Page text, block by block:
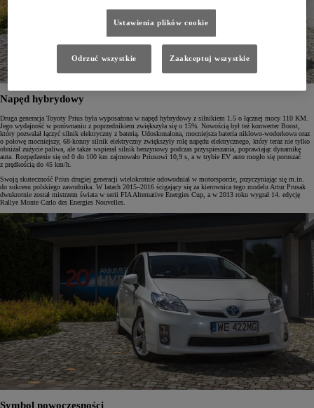
Napęd hybrydowy
Druga generacja Toyoty Prius była wyposażona w napęd hybrydowy z silnikiem 1.5 o łącznej mocy 110 KM.
Jego wydajność w porównaniu z poprzednikiem zwiększyła się o 15%. Nowością był też konwerter Boost,
który pozwalał łączyć silnik elektryczny z baterią. Udoskonalona, mocniejsza bateria niklowo-wodorkowa oraz
o połowę mocniejszy, 68-konny silnik elektryczny zwiększyły rolę napędu elektrycznego, który teraz nie tylko
obniżał zużycie paliwa, ale także wspierał silnik benzynowy podczas przyspieszania, poprawiając dynamikę
auta. Rozpędzenie się od 0 do 100 km zajmowało Priusowi 10,9 s, a w trybie EV auto mogło się poruszać
z prędkością do 45 km/h.
Swoją skuteczność Prius drugiej generacji wielokrotnie udowodniał w motorsporcie, przyczyniając się m.in.
do sukcesu polskiego zawodnika. W latach 2015–2016 ścigający się za kierownica tego modelu Artur Prusak
dwukrotnie został mistrzem świata w serii FIA Alternative Energies Cup, a w 2013 roku wygrał 14. edycję
Rallye Monte Carlo des Energies Nouvelles.
Symbol nowoczesności
Ustawienia plików cookie
Odrzuć wszystkie Zaakceptuj wszystkie